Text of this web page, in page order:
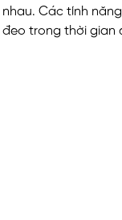
nhau. Các tính
đeo trong thời gian